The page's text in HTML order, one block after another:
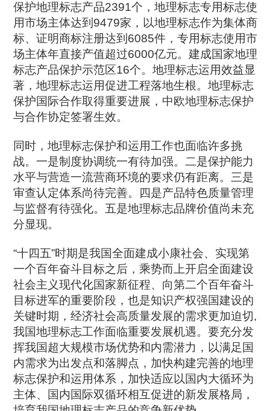
保护地理标志产品2391个，地理标志专用标志使
用市场主体达到9479家，以地理标志作为集体商
标、证明商标注册达到6085件，专用标志使用市
场主体年直接产值超过6000亿元。建成国家地理
标志产品保护示范区16个。地理标志运用效益显
著，地理标志运用促进工程落地生根。地理标志
保护国际合作取得重要进展，中欧地理标志保护
与合作协定签署生效。
同时，地理标志保护和运用工作也面临许多挑
战。一是制度协调统一有待加强。二是保护能力
水平与营造一流营商环境的要求仍有距离。三是
审查认定体系尚待完善。四是产品特色质量管理
与监督有待强化。五是地理标志品牌价值尚未充
分显现。
“十四五”时期是我国全面建成小康社会、实现第
一个百年奋斗目标之后，乘势而上开启全面建设
社会主义现代化国家新征程、向第二个百年奋斗
目标进军的重要阶段，也是知识产权强国建设的
关键时期，经济社会高质量发展的需求更加迫切,
我国地理标志工作面临重要发展机遇。要充分发
挥我国超大规模市场优势和内需潜力，以满足国
内需求为出发点和落脚点，加快构建完善的地理
标志保护和运用体系，加快适应以国内大循环为
主体、国内国际双循环相互促进的新发展格局，